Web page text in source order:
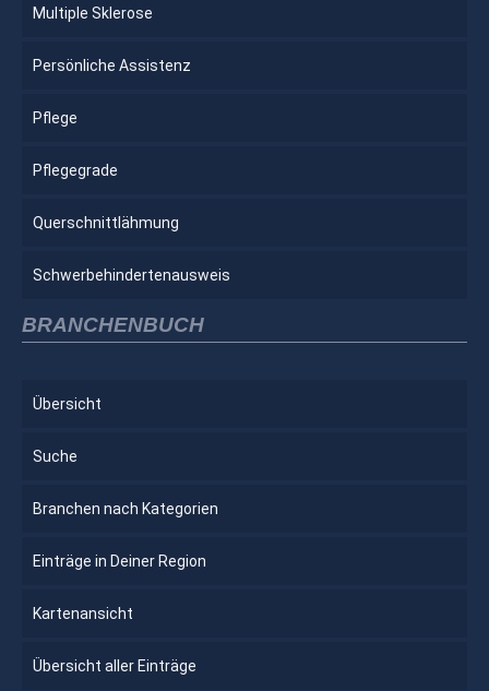
Multiple Sklerose
Persönliche Assistenz
Pflege
Pflegegrade
Querschnittlähmung
Schwerbehindertenausweis
BRANCHENBUCH
Übersicht
Suche
Branchen nach Kategorien
Einträge in Deiner Region
Kartenansicht
Übersicht aller Einträge